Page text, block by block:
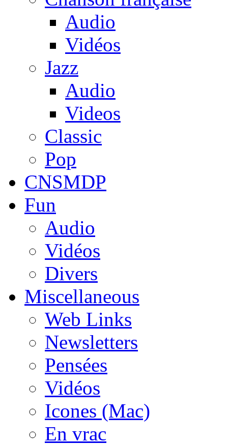
Audio
Vidéos
Jazz
Audio
Videos
Classic
Pop
CNSMDP
Fun
Audio
Vidéos
Divers
Miscellaneous
Web Links
Newsletters
Pensées
Vidéos
Icones (Mac)
En vrac